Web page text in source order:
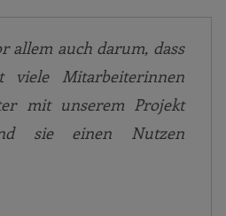
allem auch darum, dass
viele Mitarbeiterinnen
mit unserem Projekt
sie einen Nutzen